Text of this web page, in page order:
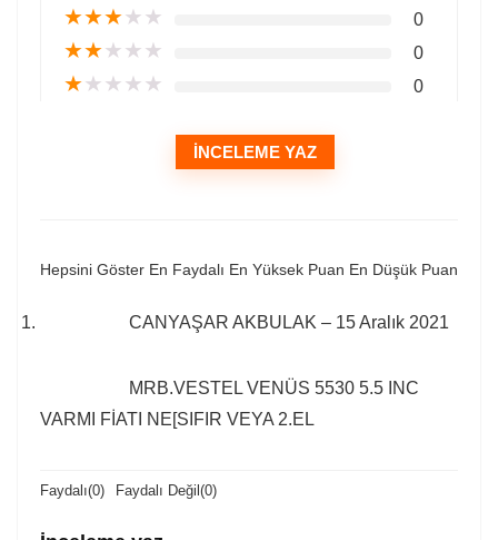
★★★★★ 0
★★★★★ 0
★★★★★ 0
İNCELEME YAZ
Hepsini Göster En Faydalı En Yüksek Puan En Düşük Puan
CANYAŞAR AKBULAK – 15 Aralık 2021
MRB.VESTEL VENÜS 5530 5.5 INC
VARMI FİATI NE[SIFIR VEYA 2.EL
Faydalı(0) Faydalı Değil (0)